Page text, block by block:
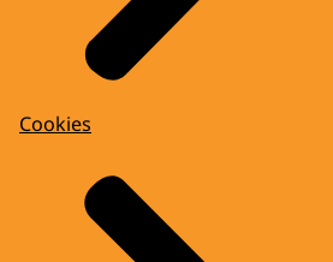
Cookies